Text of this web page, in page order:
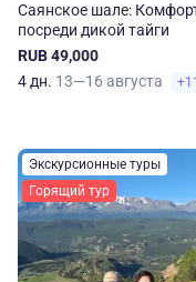
Саянское шале:
посреди дикой тайги
RUB 49,000
4 дн. 13—16 августа +11
Экскурсионные туры
Горящий тур